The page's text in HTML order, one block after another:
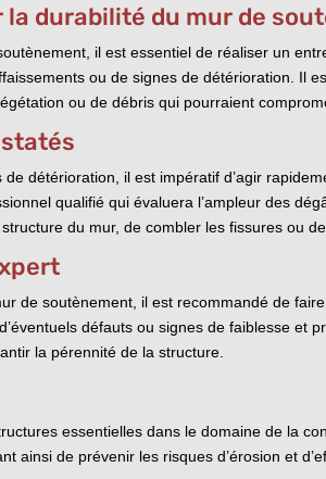
durabilité du mur de
il est essentiel de réaliser un
ou de signes de détérioration.
ou de débris qui pourraient
détérioration, il est impératif d’agir
qualifié qui évaluera l’ampleur des
du mur, de combler les fissures ou
de soutènement, il est recommandé de
défauts ou signes de faiblesse
la pérennité de la structure.
essentielles dans le domaine de la
ainsi de prévenir les risques d’érosion et